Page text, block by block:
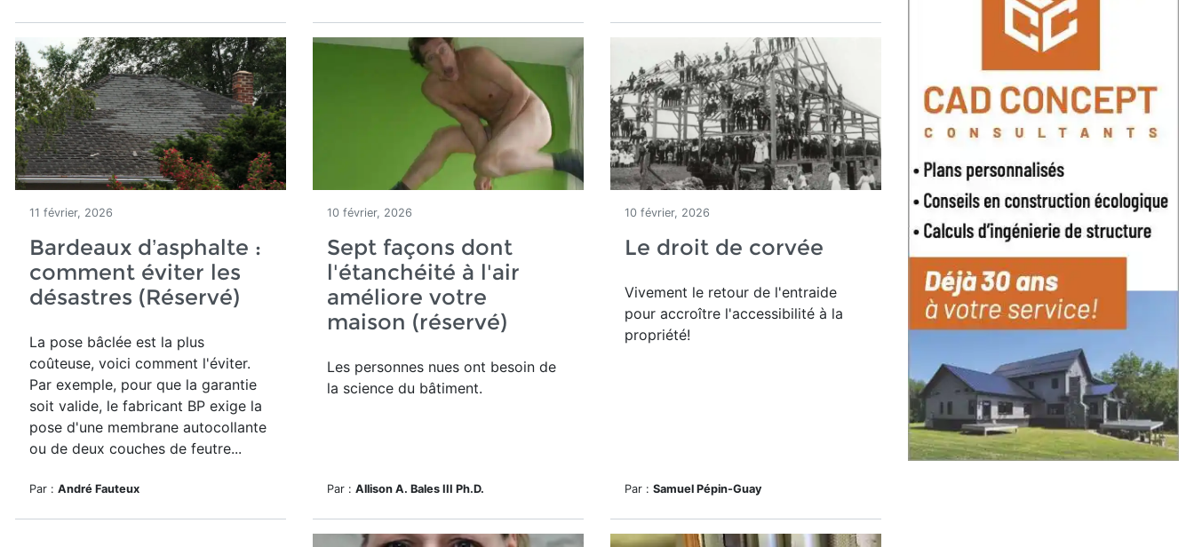
11 février, 2026
Bardeaux d’asphalte :
comment éviter les
désastres (Réservé)
La pose bâclée est la plus
coûteuse, voici comment l'éviter.
Par exemple, pour que la garantie
soit valide, le fabricant BP exige la
pose d'une membrane autocollante
ou de deux couches de feutre...
Par : André Fauteux
10 février, 2026
Sept façons dont
l'étanchéité à l'air
améliore votre
maison (réservé)
Les personnes nues ont besoin de
la science du bâtiment.
Par : Allison A. Bales III Ph.D.
10 février, 2026
Le droit de corvée
Vivement le retour de l'entraide
pour accroître l'accessibilité à la
propriété!
Par : Samuel Pépin-Guay